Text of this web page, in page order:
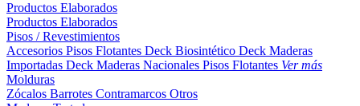
Productos Elaborados
Productos Elaborados
Pisos / Revestimientos
Accesorios Pisos Flotantes Deck Biosintético Deck Maderas
Importadas Deck Maderas Nacionales Pisos Flotantes Ver más
Molduras
Zócalos Barrotes Contramarcos Otros